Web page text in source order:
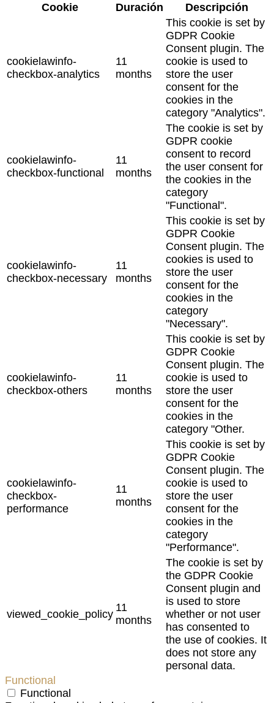
Cookie
Duración Descripción
cookielawinfo-
checkbox-analytics
11
months
This cookie is set by
GDPR Cookie
Consent plugin. The
cookie is used to
store the user
consent for the
cookies in the
category "Analytics".
cookielawinfo-
checkbox-functional
11
months
The cookie is set by
GDPR cookie
consent to record
the user consent for
the cookies in the
category
"Functional".
cookielawinfo-
checkbox-necessary
11
months
This cookie is set by
GDPR Cookie
Consent plugin. The
cookies is used to
store the user
consent for the
cookies in the
category
"Necessary".
cookielawinfo-
checkbox-others
11
months
This cookie is set by
GDPR Cookie
Consent plugin. The
cookie is used to
store the user
consent for the
cookies in the
category "Other.
cookielawinfo-
checkbox-
performance
11
months
This cookie is set by
GDPR Cookie
Consent plugin. The
cookie is used to
store the user
consent for the
cookies in the
category
"Performance".
viewed_cookie_policy
11
months
The cookie is set by
the GDPR Cookie
Consent plugin and
is used to store
whether or not user
has consented to
the use of cookies. It
does not store any
personal data.
Functional
Functional